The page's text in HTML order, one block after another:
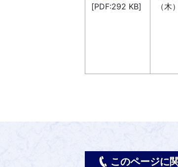
[PDF:292 KB]
（木）
このページに